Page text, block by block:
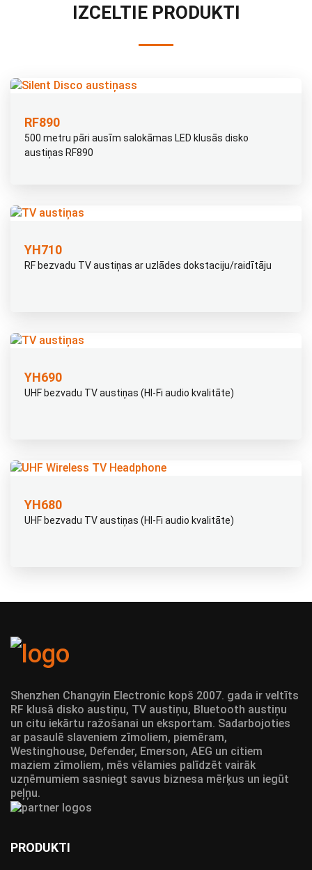
IZCELTIE PRODUKTI
RF890
500 metru pāri ausīm salokāmas LED klusās disko
austiņas RF890
YH710
RF bezvadu TV austiņas ar uzlādes dokstaciju/raidītāju
YH690
UHF bezvadu TV austiņas (HI-Fi audio kvalitāte)
YH680
UHF bezvadu TV austiņas (HI-Fi audio kvalitāte)
Shenzhen Changyin Electronic kopš 2007. gada ir veltīts
RF klusā disko austiņu, TV austiņu, Bluetooth austiņu
un citu iekārtu ražošanai un eksportam. Sadarbojoties
ar pasaulē slaveniem zīmoliem, piemēram,
Westinghouse, Defender, Emerson, AEG un citiem
maziem zīmoliem, mēs vēlamies palīdzēt vairāk
uzņēmumiem sasniegt savus biznesa mērķus un iegūt
peļņu.
PRODUKTI